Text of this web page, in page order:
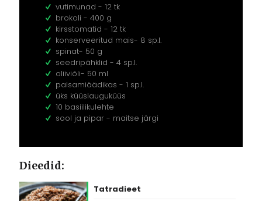
vutimunad - 12 tk
brokoli - 400 g
kirsstomatid - 12 tk
konserveeritud mais- 8 sp.l.
spinat- 50 g
seedripähklid - 4 sp.l.
oliiviõli- 50 ml
palsamiäädikas - 1 sp.l.
üks küüslauguküüs
10 basiilikulehte
sool ja pipar - maitse järgi
Dieedid:
Tatradieet